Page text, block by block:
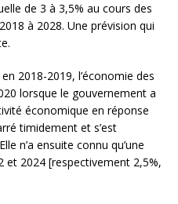
de 3 à 3,5% au cours des
à 2028. Une prévision qui
2018-2019, l’économie des
lorsque le gouvernement a
économique en réponse
timidement et s’est
n’a ensuite connu qu’une
et 2024 [respectivement 2,5%,